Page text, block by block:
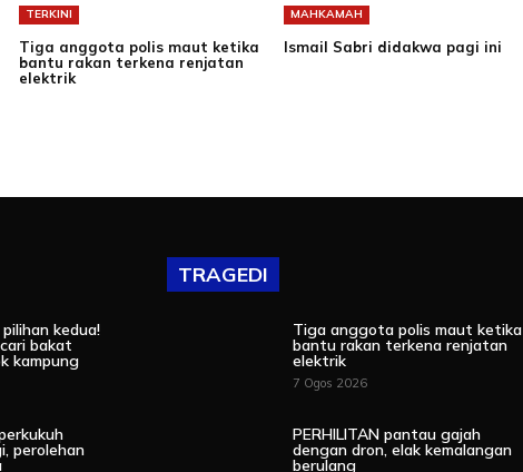
TERKINI
Tiga anggota polis maut ketika
bantu rakan terkena renjatan
elektrik
MAHKAMAH
Ismail Sabri didakwa pagi ini
kedua!
bakat
kampung
perolehan
TRAGEDI
Tiga anggota polis maut ketika
bantu rakan terkena renjatan
elektrik
7 Ogos 2026
PERHILITAN pantau gajah
dengan dron, elak kemalangan
berulang